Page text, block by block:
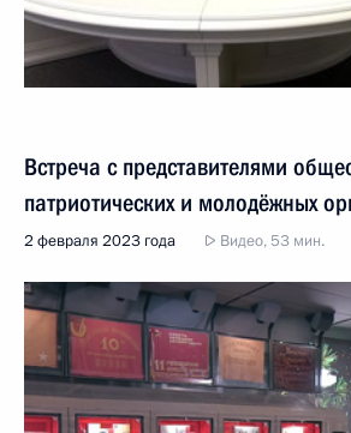
Встреча с представителями
патриотических и молодёжных
2 февраля 2023 года Видео, 53 мин.